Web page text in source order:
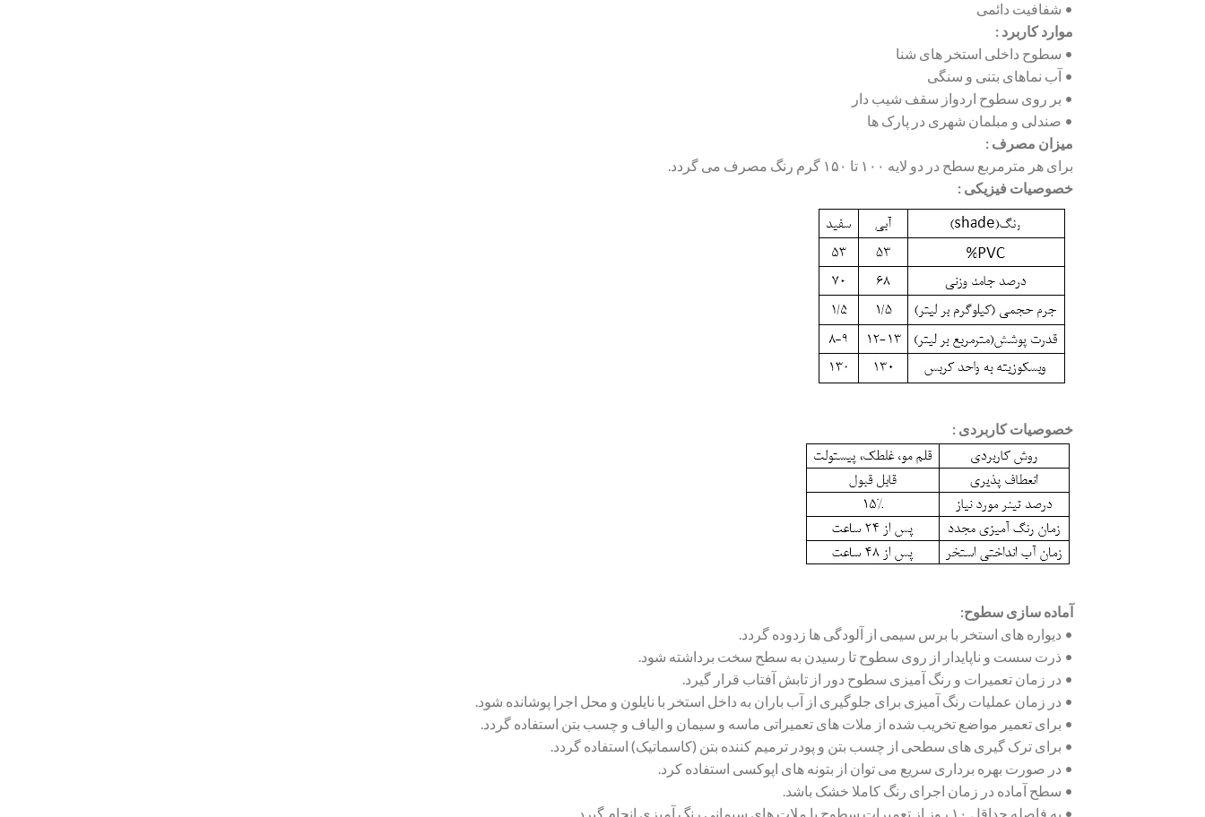
• شفافیت دائمی
موارد کاربرد :
• سطوح داخلی استخر های شنا
• آب نماهای بتنی و سنگی
• بر روی سطوح اردواز سقف شیب دار
• صندلی و مبلمان شهری در پارک ها
میزان مصرف :
برای هر مترمربع سطح در دو لایه ۱۰۰ تا ۱۵۰ گرم رنگ مصرف می گردد.
خصوصیات فیزیکی :
خصوصیات کاربردی :
آماده سازی سطوح:
• دیواره های استخر با برس سیمی از آلودگی ها زدوده گردد.
• ذرت سست و ناپایدار از روی سطوح تا رسیدن به سطح سخت برداشته شود.
• در زمان تعمیرات و رنگ آمیزی سطوح دور از تابش آفتاب قرار گیرد.
• در زمان عملیات رنگ آمیزی برای جلوگیری از آب باران به داخل استخر با نایلون و محل اجرا پوشانده شود.
• برای تعمیر مواضع تخریب شده از ملات های تعمیراتی ماسه و سیمان و الیاف و چسب بتن استفاده گردد.
• برای ترک گیری های سطحی از چسب بتن و پودر ترمیم کننده بتن (کاسماتیک) استفاده گردد.
• در صورت بهره برداری سریع می توان از بتونه های اپوکسی استفاده کرد.
• سطح آماده در زمان اجرای رنگ کاملا خشک باشد.
• به فاصله حداقل ۱۰ روز از تعمیرات سطوح با ملات های سیمانی رنگ آمیزی انجام گیرد.